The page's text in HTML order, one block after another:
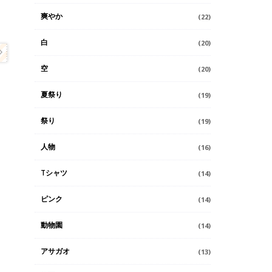
爽やか (22)
白 (20)
空 (20)
夏祭り (19)
祭り (19)
人物 (16)
Tシャツ (14)
ピンク (14)
動物園 (14)
アサガオ (13)